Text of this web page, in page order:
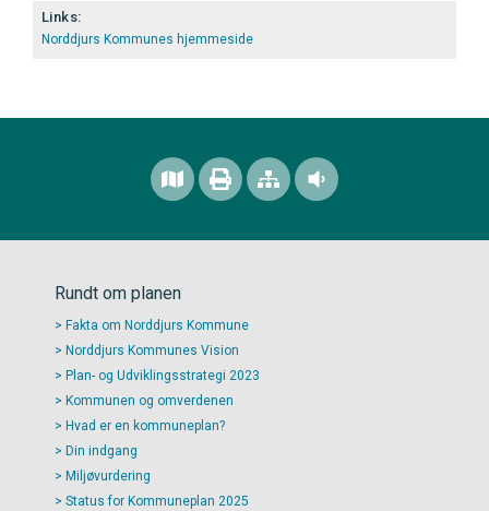
Links:
Norddjurs Kommunes hjemmeside
Rundt om planen
Fakta om Norddjurs Kommune
Norddjurs Kommunes Vision
Plan- og Udviklingsstrategi 2023
Kommunen og omverdenen
Hvad er en kommuneplan?
Din indgang
Miljøvurdering
Status for Kommuneplan 2025